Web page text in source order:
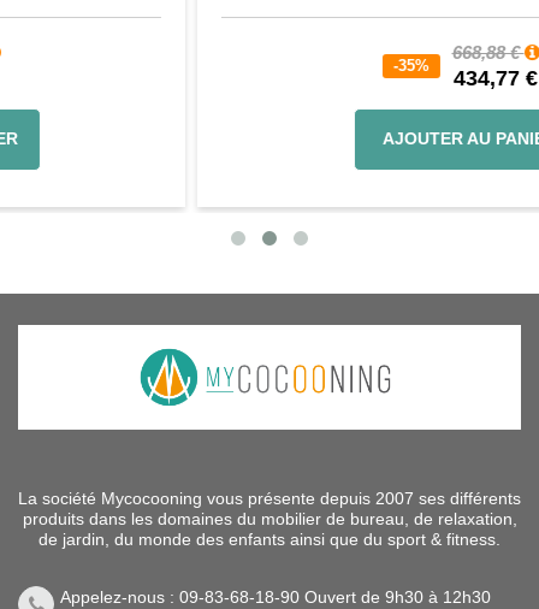
La société Mycocooning vous présente depuis 2007 ses différents
produits dans les domaines du mobilier de bureau, de relaxation,
de jardin, du monde des enfants ainsi que du sport & fitness.
Appelez-nous : 09-83-68-18-90 Ouvert de 9h30 à 12h30